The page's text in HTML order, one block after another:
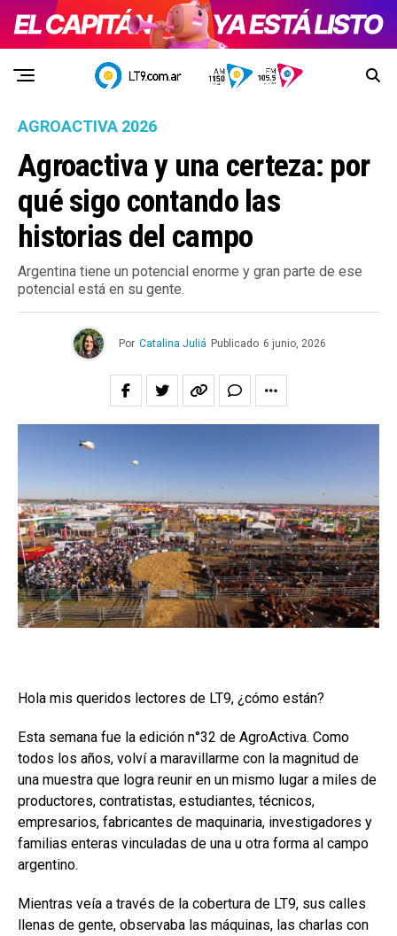
AGROACTIVA 2026
Agroactiva y una certeza: por
qué sigo contando las
historias del campo
Argentina tiene un potencial enorme y gran parte de ese
potencial está en su gente.
Por Catalina Juliá Publicado 6 junio, 2026
Hola mis queridos lectores de LT9, ¿cómo están?
Esta semana fue la edición n°32 de AgroActiva. Como
todos los años, volví a maravillarme con la magnitud de
una muestra que logra reunir en un mismo lugar a miles de
productores, contratistas, estudiantes, técnicos,
empresarios, fabricantes de maquinaria, investigadores y
familias enteras vinculadas de una u otra forma al campo
argentino.
Mientras veía a través de la cobertura de LT9, sus calles
llenas de gente, observaba las máquinas, las charlas con